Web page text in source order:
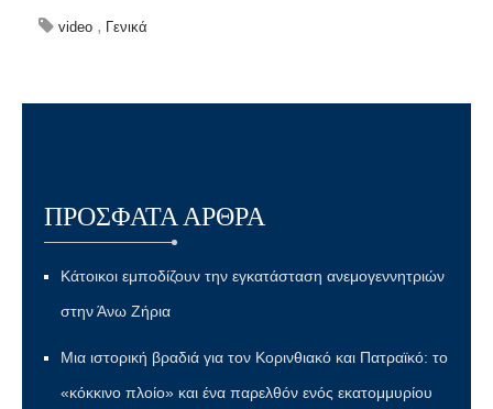
video , Γενικά
ΠΡΌΣΦΑΤΑ ΆΡΘΡΑ
Κάτοικοι εμποδίζουν την εγκατάσταση ανεμογεννητριών
στην Άνω Ζήρια
Μια ιστορική βραδιά για τον Κορινθιακό και Πατραϊκό: το
«κόκκινο πλοίο» και ένα παρελθόν ενός εκατομμυρίου